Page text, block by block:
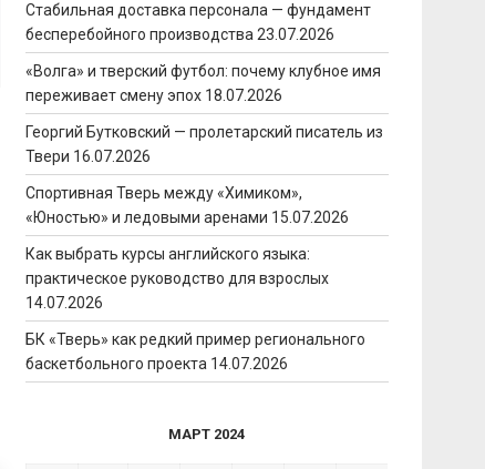
Стабильная доставка персонала — фундамент
бесперебойного производства 23.07.2026
«Волга» и тверский футбол: почему клубное имя
переживает смену эпох 18.07.2026
Георгий Бутковский — пролетарский писатель из
Твери 16.07.2026
Спортивная Тверь между «Химиком»,
«Юностью» и ледовыми аренами 15.07.2026
Как выбрать курсы английского языка:
практическое руководство для взрослых
14.07.2026
БК «Тверь» как редкий пример регионального
баскетбольного проекта 14.07.2026
МАРТ 2024